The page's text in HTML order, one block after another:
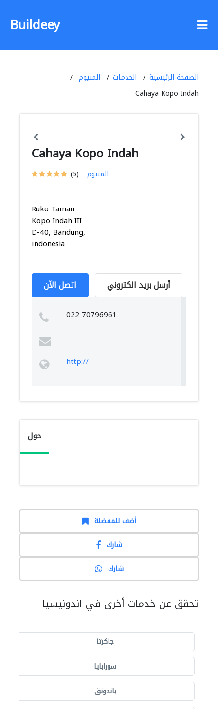
Buildeey
الصفحة الرئيسية الخدمات
المنيوم
Cahaya Kopo Indah
Cahaya Kopo Indah
(5) المنيوم
Ruko Taman
Kopo Indah III
D-40, Bandung,
Indonesia
اتصل الآن أرسل بريد الكتروني
022 70796961
http://
حول
أضف للمفضلة
شارك
شارك
تحقق عن خدمات أخرى في اندونيسيا
جاكرتا
سورابايا
باندونق